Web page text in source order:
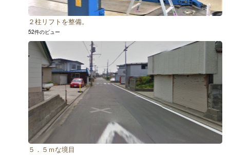
２柱リフトを整備。
52件のビュー
５．５ｍな境目